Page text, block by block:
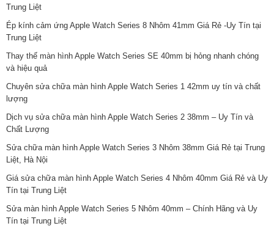
Trung Liệt
Ép kính cảm ứng Apple Watch Series 8 Nhôm 41mm Giá Rẻ -Uy Tín tại
Trung Liệt
Thay thế màn hình Apple Watch Series SE 40mm bị hỏng nhanh chóng
và hiệu quả
Chuyên sửa chữa màn hình Apple Watch Series 1 42mm uy tín và chất
lượng
Dịch vụ sửa chữa màn hình Apple Watch Series 2 38mm – Uy Tín và
Chất Lượng
Sửa chữa màn hình Apple Watch Series 3 Nhôm 38mm Giá Rẻ tại Trung
Liệt, Hà Nội
Giá sửa chữa màn hình Apple Watch Series 4 Nhôm 40mm Giá Rẻ và Uy
Tín tại Trung Liệt
Sửa màn hình Apple Watch Series 5 Nhôm 40mm – Chính Hãng và Uy
Tín tại Trung Liệt